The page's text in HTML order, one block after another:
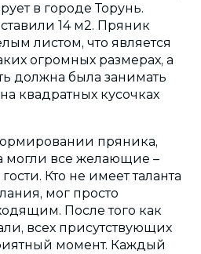
в городе Торунь.
14 м2. Пряник
листом, что является
огромных размерах, а
должна была занимать
квадратных кусочках
пряника,
могли все желающие –
Кто не имеет таланта
мог просто
После того как
всех присутствующих
момент. Каждый